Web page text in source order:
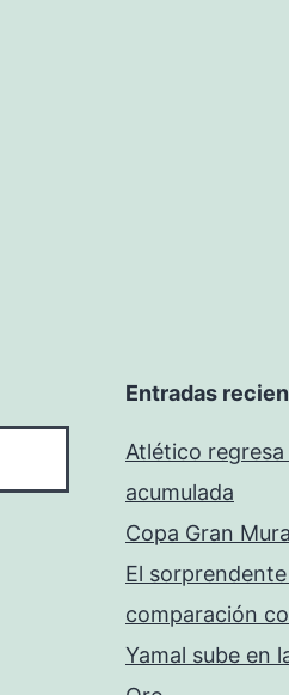
Entradas
Atlético
acumulada
Copa Gran
El
comparación
Yamal sube en